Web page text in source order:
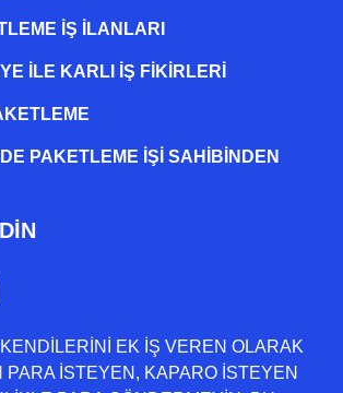
İŞ İLANLARI
ILE KARLI İŞ FIKIRLERI
PAKETLEME IŞI SAHIBINDEN
EK İŞ VEREN OLARAK
PARA İSTEYEN, KAPARO İSTEYEN